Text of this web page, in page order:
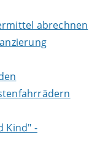
abrechnen
Kind" -